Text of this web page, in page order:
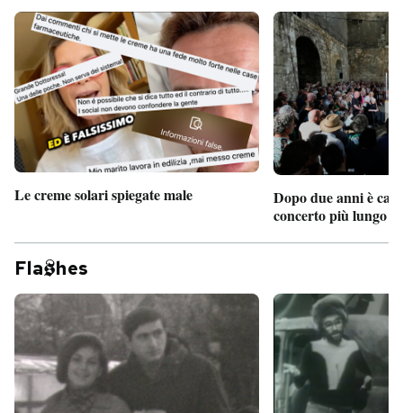
Le creme solari spiegate male
Dopo due anni è
concerto più lungo
Fla hes